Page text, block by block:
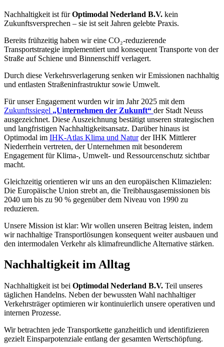
Nachhaltigkeit ist fürOptimodal Nederland B.V. kein
Zukunftsversprechen – sie ist seit Jahren gelebte Praxis.
Bereits frühzeitig haben wir eine CO₂-reduzierende
Transportstrategie implementiert und konsequent Transporte von der
Straße auf Schiene und Binnenschiff verlagert.
Durch diese Verkehrsverlagerung senken wir Emissionen nachhaltig
und entlasten Straßeninfrastruktur sowie Umwelt.
Für unser Engagement wurden wir im Jahr 2025 mit dem
Zukunftssiegel „Unternehmen der Zukunft“ der Stadt Neuss
ausgezeichnet. Diese Auszeichnung bestätigt unseren strategischen
und langfristigen Nachhaltigkeitsansatz. Darüber hinaus ist
Optimodal im IHK-Atlas Klima und Naturder IHK Mittlerer
Niederrhein vertreten, der Unternehmen mit besonderem
Engagement für Klima-, Umwelt- und Ressourcenschutz sichtbar
macht.
Gleichzeitig orientieren wir uns an den europäischen Klimazielen:
Die Europäische Union strebt an, die Treibhausgasemissionen bis
2040 um bis zu 90 % gegenüber dem Niveau von 1990 zu
reduzieren.
Unsere Mission ist klar: Wir wollen unseren Beitrag leisten, indem
wir nachhaltige Transportlösungen konsequent weiter ausbauen und
den intermodalen Verkehr als klimafreundliche Alternative stärken.
Nachhaltigkeit im Alltag
Nachhaltigkeit ist bei Optimodal Nederland B.V. Teil unseres
täglichen Handelns. Neben der bewussten Wahl nachhaltiger
Verkehrsträger optimieren wir kontinuierlich unsere operativen und
internen Prozesse.
Wir betrachten jede Transportkette ganzheitlich und identifizieren
gezielt Einsparpotenziale entlang der gesamten Wertschöpfung.